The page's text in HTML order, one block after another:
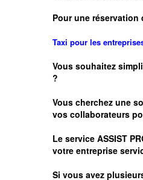
Pour une
Taxi pour les
Vous souhaitez
?
Vous cherchez une
vos collaborateurs
Le service ASSIST
votre entreprise
Si vous avez